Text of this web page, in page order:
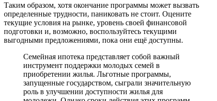
Таким образом, хотя окончание программы может вызвать
определенные трудности, паниковать не стоит. Оцените
текущие условия на рынке, уровень своей финансовой
подготовки и, возможно, воспользуйтесь текущими
выгодными предложениями, пока они ещё доступны.
Семейная ипотека представляет собой важный
инструмент поддержки молодых семей в
приобретении жилья. Льготные программы,
запущенные государством, сыграли значительную
роль в улучшении доступности жилья для